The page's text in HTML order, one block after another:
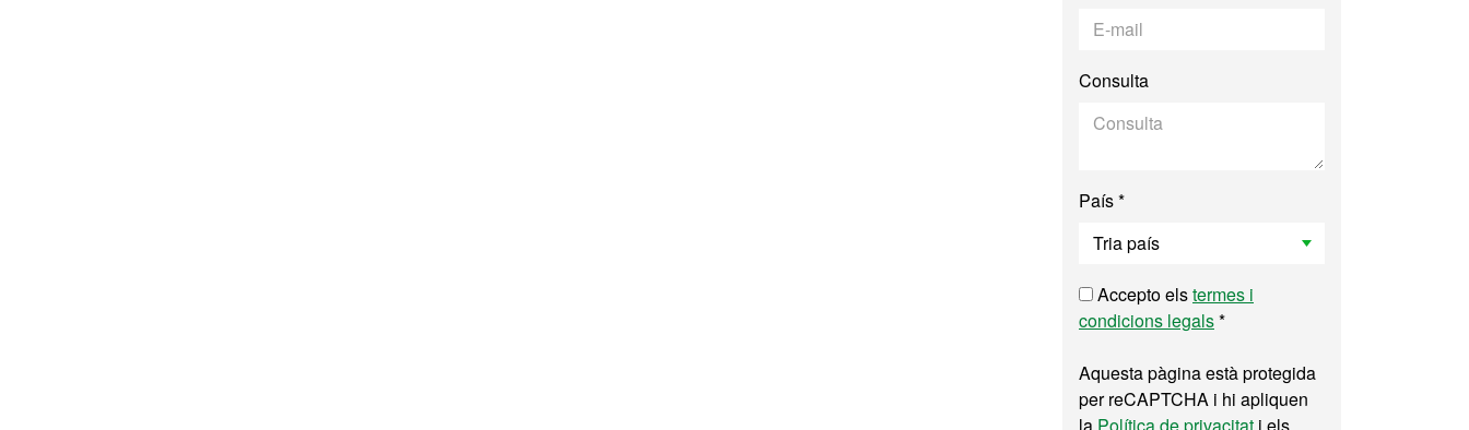
Consulta
País *
Accepto elstermes i
condicions legals*
Aquesta pàgina està protegida
per reCAPTCHA i hi apliquen